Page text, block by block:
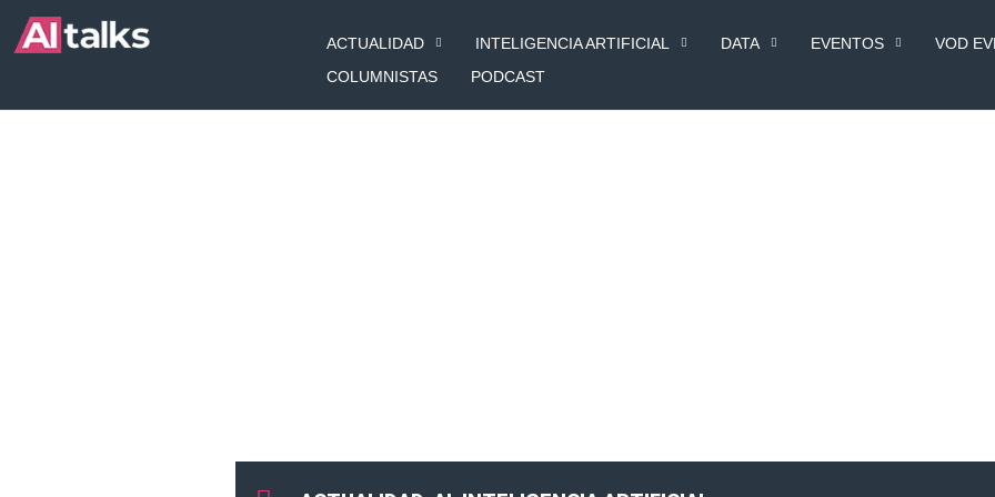
ACTUALIDAD INTELIGENCIA ARTIFICIAL DATA EVENTOS VOD
COLUMNISTAS
PODCAST